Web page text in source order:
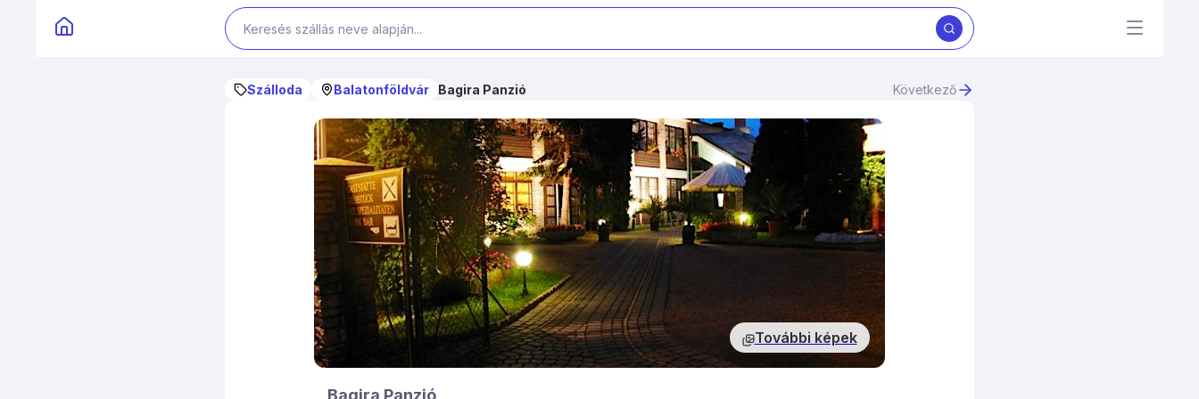
Szálloda Balatonföldvár Bagira Panzió Következő
További képek
Bagira Panzió